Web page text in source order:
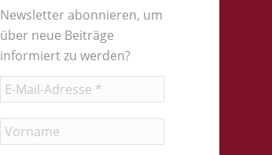
Newsletter abonnieren, um
über neue Beiträge
informiert zu werden?